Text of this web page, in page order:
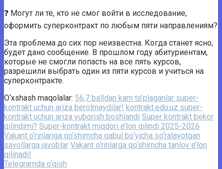
❓ Могут ли те, кто не смог войти в исследование,
оформить суперконтракт по любым пяти направлениям?
Эта проблема до сих пор неизвестна. Когда станет ясно,
будет дано сообщение. В прошлом году абитуриентам,
которые не смогли попасть на все пять курсов,
разрешили выбрать один из пяти курсов и учиться на
суперконтракте.
O‘xshash maqolalar: 56,7 balldan kam to’plaganlar super-
kontrakt uchun ariza berolmaydilar! kontrakt.edu.uz super-
kontrakt uchun ariza yuborish boshlandi Super kontrakt bekor
qilindimi? Super-kontrakt miqdori e’lon qilindi 2025-2026
Vakant o‘rinlariga qo’shimcha qabul bo‘yicha so‘ralayotgan
savollarga javoblar Vakant o‘rinlarga qo‘shimcha tanlov e’lon
qilinadi!
Telegramda o‘qish